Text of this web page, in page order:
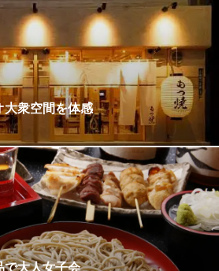
4F
味わえない逸品。柔らかな肉質と溢れ
旨味に思はず笑みがこぼれるほど◎ゆ
お時間をお過ごしください。シェフ自
会プラン♪柔らかいお肉とワインの相性
ル CANNES（カンヌ）
キ
2分
大衆空間を体感
セス抜群！当店貸切OK！着席72名、立
可能です！大人数での飲み会やパーティ
◎オシャレな店内で美味しいお料理と
。貸切ご希望のお客様は当店にてご相
せてお席をご用意致します！
で大人女子会